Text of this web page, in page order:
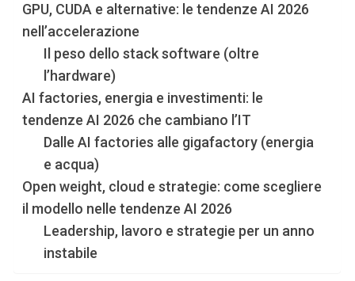
GPU, CUDA e alternative: le tendenze AI 2026
nell’accelerazione
Il peso dello stack software (oltre
l’hardware)
AI factories, energia e investimenti: le
tendenze AI 2026 che cambiano l’IT
Dalle AI factories alle gigafactory (energia
e acqua)
Open weight, cloud e strategie: come scegliere
il modello nelle tendenze AI 2026
Leadership, lavoro e strategie per un anno
instabile